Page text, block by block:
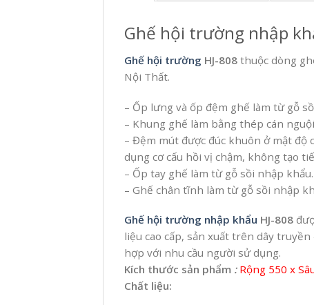
Ghế hội trường nhập
Ghế hội trường HJ-808thuộc dòng
Nội Thất.
– Ốp lưng và ốp đệm ghế làm từ gỗ
– Khung ghế làm bằng thép cán
– Đệm mút được đúc khuôn ở mật độ
dụng cơ cấu hồi vị chậm, không tạo
– Ốp tay ghế làm từ gỗ sồi nhập khẩu.
– Ghế chân tĩnh làm từ gỗ sồi nhập
Ghế hội trường nhập khẩu HJ-808
liệu cao cấp, sản xuất trên dây
hợp với nhu cầu người sử dụng.
Kích thước sản phẩm : Rộng 550 x
Chất liệu: